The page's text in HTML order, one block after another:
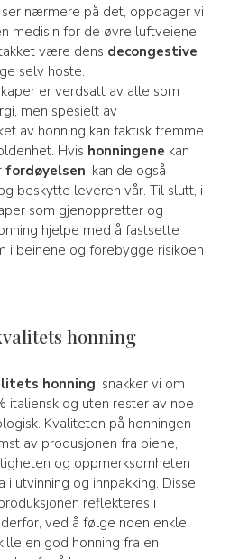
nærmere på det, oppdager vi
medisin for de øvre luftveiene,
være dens decongestive
selv hoste.
er verdsatt av alle som
men spesielt av
av honning kan faktisk fremme
Hvis honningene kan
fordøyelsen, kan de også
beskytte leveren vår. Til slutt, i
som gjenoppretter og
hjelpe med å fastsette
i beinene og forebygge risikoen
honning
honning, snakker vi om
italiensk og uten rester av noe
Kvaliteten på honningen
av produsjonen fra biene,
og oppmerksomheten
i utvinning og innpakking. Disse
reflekteres i
ved å følge noen enkle
en god honning fra en